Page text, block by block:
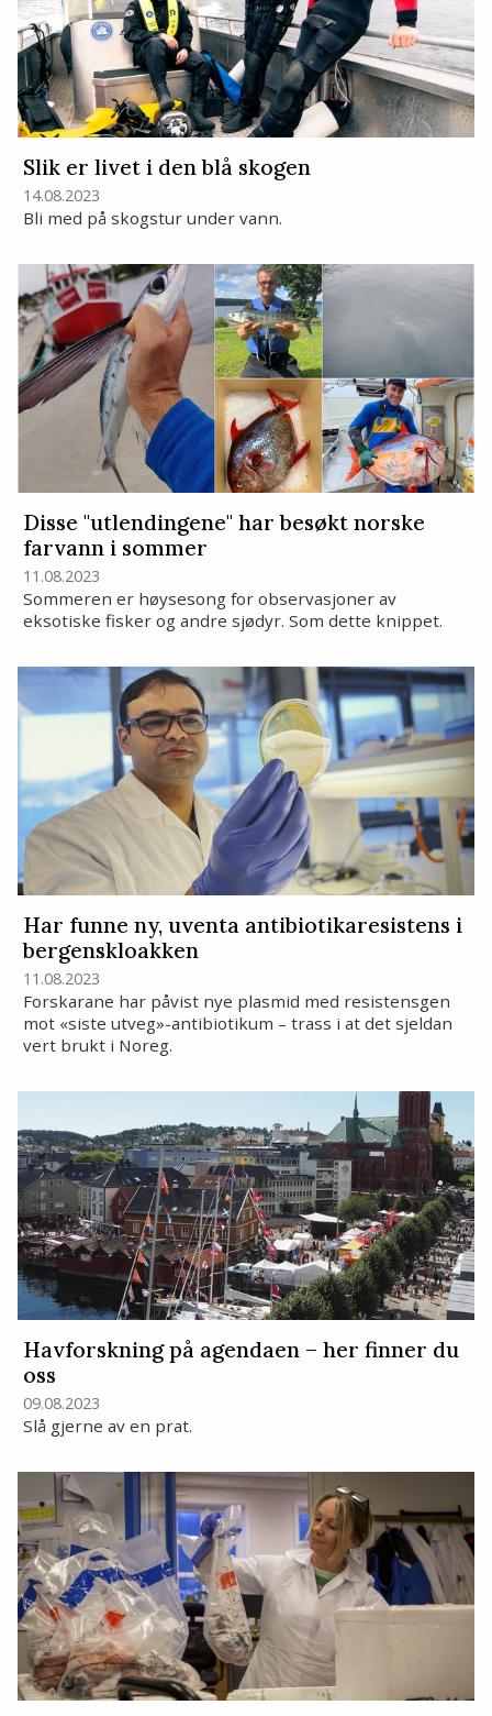
Slik er livet i den blå skogen
14.08.2023
Bli med på skogstur under vann.
Disse "utlendingene" har besøkt norske
farvann i sommer
11.08.2023
Sommeren er høysesong for observasjoner av
eksotiske fisker og andre sjødyr. Som dette knippet.
Har funne ny, uventa antibiotikaresistens i
bergenskloakken
11.08.2023
Forskarane har påvist nye plasmid med resistensgen
mot «siste utveg»-antibiotikum – trass i at det sjeldan
vert brukt i Noreg.
Havforskning på agendaen – her finner du
oss
09.08.2023
Slå gjerne av en prat.